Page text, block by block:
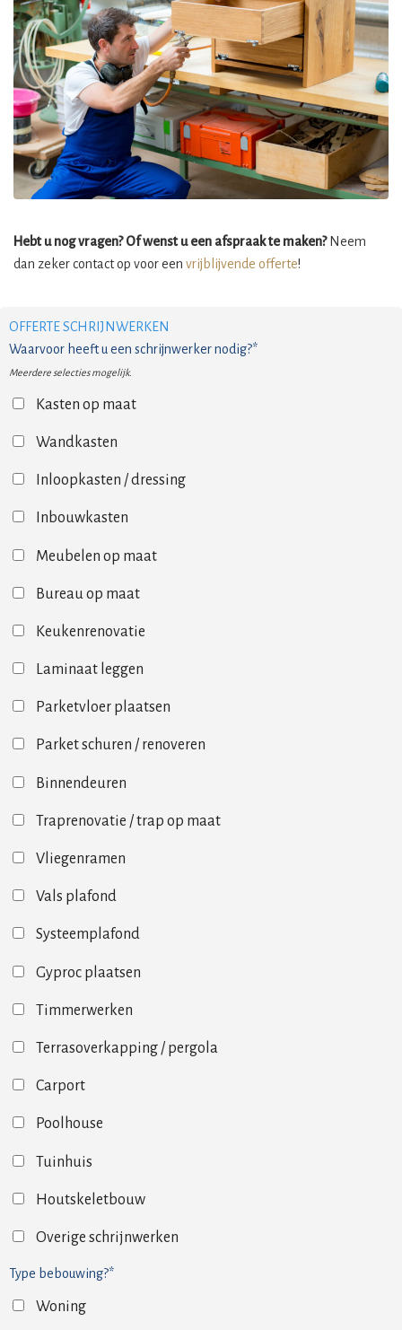
Hebt u nog vragen? Of wenst u een afspraak te maken?Neem
dan zeker contact op voor een vrijblijvende offerte!
OFFERTE SCHRIJNWERKEN
Waarvoor heeft u een schrijnwerker nodig?*
Meerdere selecties mogelijk.
Kasten op maat
Wandkasten
Inloopkasten / dressing
Inbouwkasten
Meubelen op maat
Bureau op maat
Keukenrenovatie
Laminaat leggen
Parketvloer plaatsen
Parket schuren / renoveren
Binnendeuren
Traprenovatie / trap op maat
Vliegenramen
Vals plafond
Systeemplafond
Gyproc plaatsen
Timmerwerken
Terrasoverkapping / pergola
Carport
Poolhouse
Tuinhuis
Houtskeletbouw
Overige schrijnwerken
Type bebouwing?*
Woning